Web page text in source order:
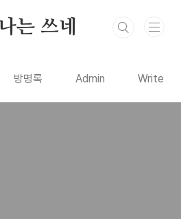
는 쓰네
방명록 Admin Write